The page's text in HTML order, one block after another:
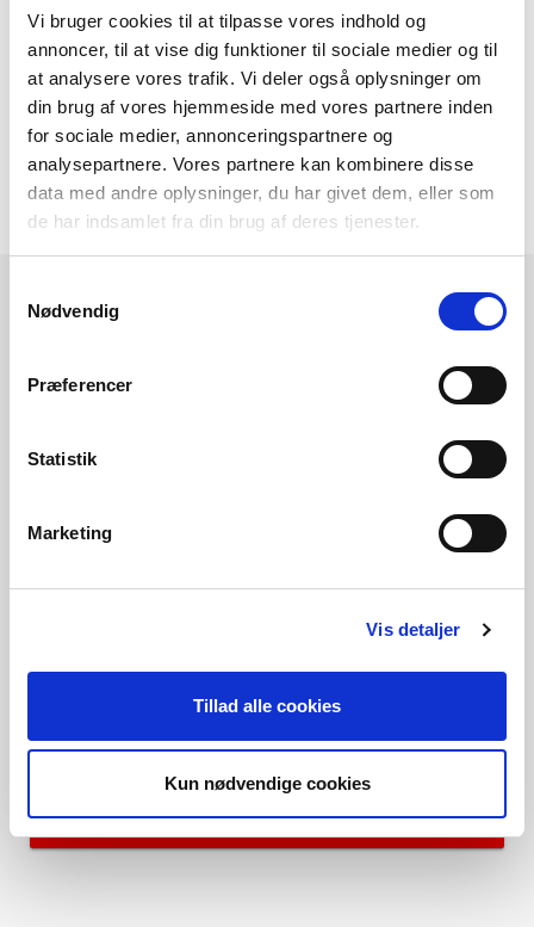
Vi bruger cookies til at tilpasse vores indhold og
annoncer, til at vise dig funktioner til sociale medier og til
at analysere vores trafik. Vi deler også oplysninger om
din brug af vores hjemmeside med vores partnere inden
for sociale medier, annonceringspartnere og
analysepartnere. Vores partnere kan kombinere disse
data med andre oplysninger, du har givet dem, eller som
de har indsamlet fra din brug af deres tjenester.
Nødvendig
Præferencer
Statistik
Marketing
Vis detaljer
Tillad alle cookies
Kun nødvendige cookies
Er du i tvivl om hvilken type varmepumpe du skal
vælge?
Så brug 5 minutter på at forstå dine muligheder her i
voresvarmepumpe guide
Få et tilbud eller
rådgivning fra din
Overvejer du et produkt fra Vølund
Varmeteknik? Få et uforpligtende tilbud.
Eller få besøg af din lokale Vølund-
specialist.
Kom godt i gang